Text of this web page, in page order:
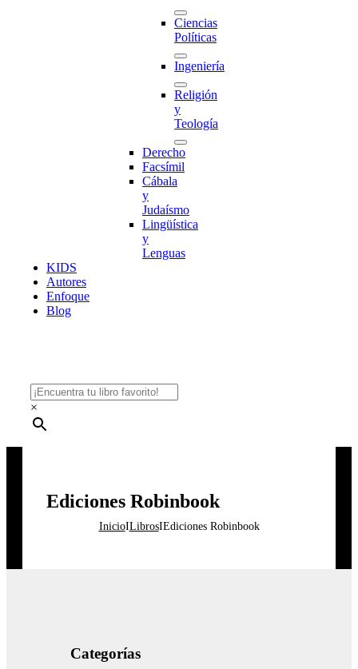
Ciencias
Políticas
Ingeniería
Religión
y
Teología
Derecho
Facsímil
Cábala
y
Judaísmo
Lingüística
y
Lenguas
KIDS
Autores
Enfoque
Blog
×
Ediciones Robinbook
InicioILibrosIEdiciones Robinbook
Categorías